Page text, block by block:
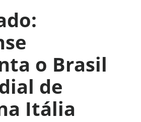
o Brasil
de
Itália